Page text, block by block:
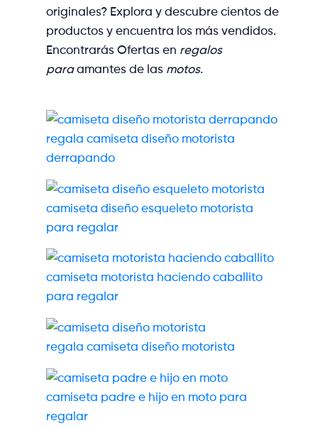
originales? Explora y descubre cientos de
productos y encuentra los más vendidos.
Encontrarás Ofertas en regalos
paraamantes de las motos.
regala camiseta diseño motorista
derrapando
camiseta diseño esqueleto motorista
para regalar
camiseta motorista haciendo caballito
para regalar
regala camiseta diseño motorista
camiseta padre e hijo en moto para
regalar